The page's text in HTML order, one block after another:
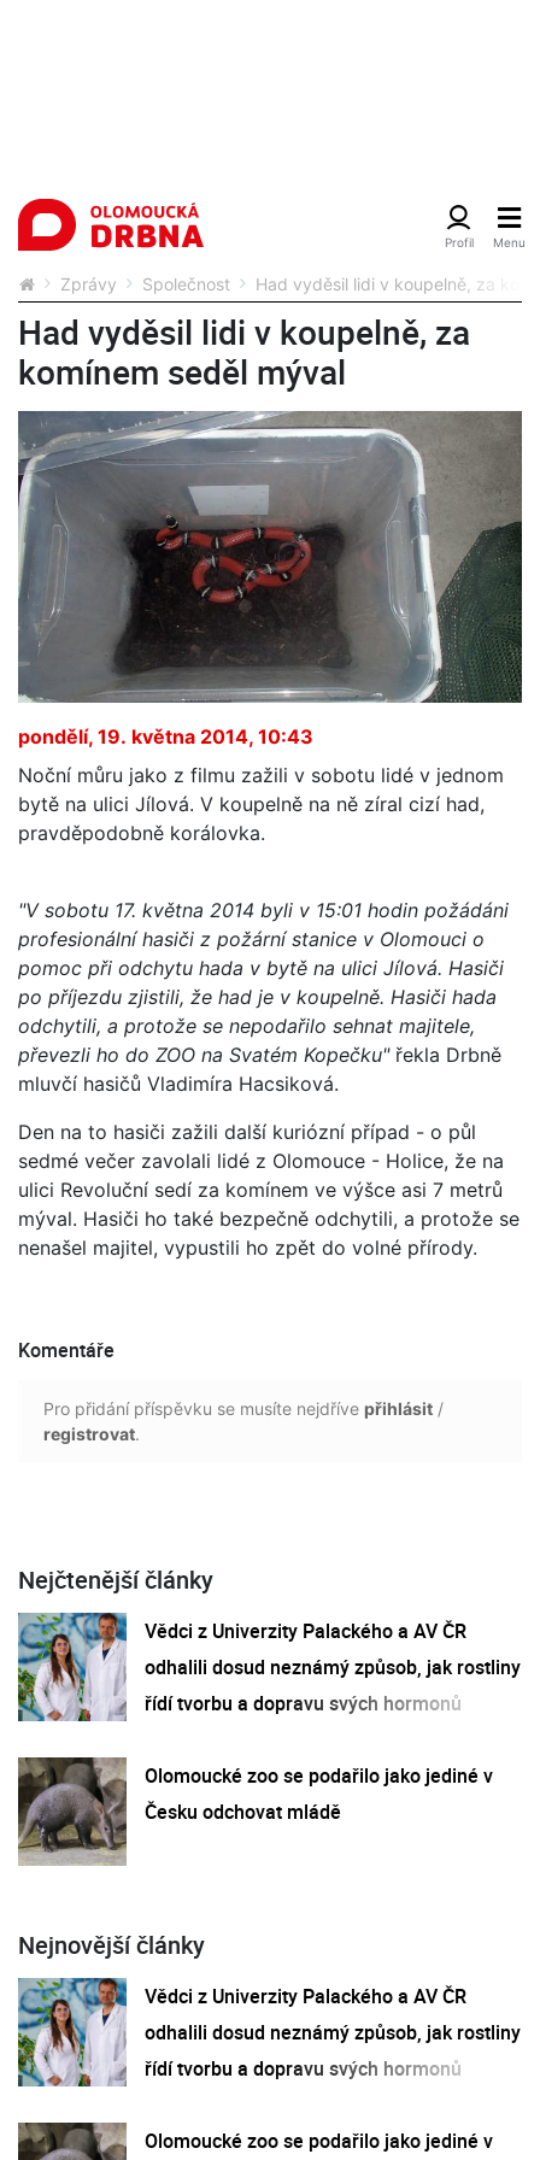
Zprávy Společnost Had vyděsil lidi v koupelně, za
Had vyděsil lidi v koupelně, za
komínem seděl mýval
pondělí, 19. května 2014, 10:43
Noční můru jako z filmu zažili v sobotu lidé v jednom
bytě na ulici Jílová. V koupelně na ně zíral cizí had,
pravděpodobně korálovka.
"V sobotu 17. května 2014 byli v 15:01 hodin požádáni
profesionální hasiči z požární stanice v Olomouci o
pomoc při odchytu hada v bytě na ulici Jílová. Hasiči
po příjezdu zjistili, že had je v koupelně. Hasiči hada
odchytili, a protože se nepodařilo sehnat majitele,
převezli ho do ZOO na Svatém Kopečku"řekla Drbně
mluvčí hasičů Vladimíra Hacsiková.
Den na to hasiči zažili další kuriózní případ - o půl
sedmé večer zavolali lidé z Olomouce - Holice, že na
ulici Revoluční sedí za komínem ve výšce asi 7 metrů
mýval. Hasiči ho také bezpečně odchytili, a protože se
nenašel majitel, vypustili ho zpět do volné přírody.
Komentáře
Pro přidání příspěvku se musíte nejdříve přihlásit /
registrovat.
Nejčtenější články
Vědci z Univerzity Palackého a AV ČR
odhalili dosud neznámý způsob, jak rostliny
řídí tvorbu a dopravu svých hormonů
Olomoucké zoo se podařilo jako jediné v
Česku odchovat mládě
Nejnovější články
Vědci z Univerzity Palackého a AV ČR
odhalili dosud neznámý způsob, jak rostliny
řídí tvorbu a dopravu svých hormonů
Olomoucké zoo se podařilo jako jediné v